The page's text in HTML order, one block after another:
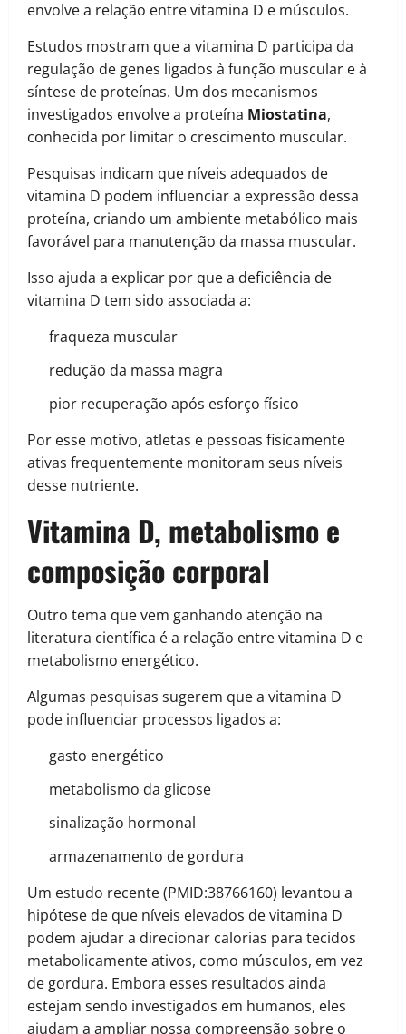
envolve a relação entre vitamina D e músculos.
Estudos mostram que a vitamina D participa da
regulação de genes ligados à função muscular e à
síntese de proteínas. Um dos mecanismos
investigados envolve a proteína Miostatina,
conhecida por limitar o crescimento muscular.
Pesquisas indicam que níveis adequados de
vitamina D podem influenciar a expressão dessa
proteína, criando um ambiente metabólico mais
favorável para manutenção da massa muscular.
Isso ajuda a explicar por que a deficiência de
vitamina D tem sido associada a:
fraqueza muscular
redução da massa magra
pior recuperação após esforço físico
Por esse motivo, atletas e pessoas fisicamente
ativas frequentemente monitoram seus níveis
desse nutriente.
Vitamina D, metabolismo e
composição corporal
Outro tema que vem ganhando atenção na
literatura científica é a relação entre vitamina D e
metabolismo energético.
Algumas pesquisas sugerem que a vitamina D
pode influenciar processos ligados a:
gasto energético
metabolismo da glicose
sinalização hormonal
armazenamento de gordura
Um estudo recente (PMID:38766160) levantou a
hipótese de que níveis elevados de vitamina D
podem ajudar a direcionar calorias para tecidos
metabolicamente ativos, como músculos, em vez
de gordura. Embora esses resultados ainda
estejam sendo investigados em humanos, eles
ajudam a ampliar nossa compreensão sobre o